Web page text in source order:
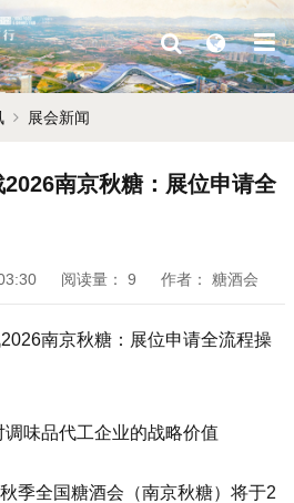
展会新闻
南京秋糖：展位申请全
阅读量： 9 作者： 糖酒会
南京秋糖 ：展位申请全流程操
味品代工企业的战略价值
秋季全国糖酒会 （南京秋糖）将于2